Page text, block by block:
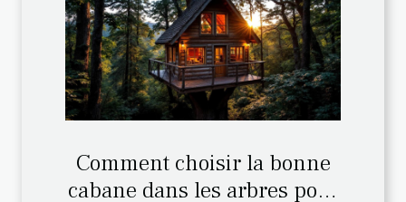
Comment choisir la bonne
cabane dans les arbres pour